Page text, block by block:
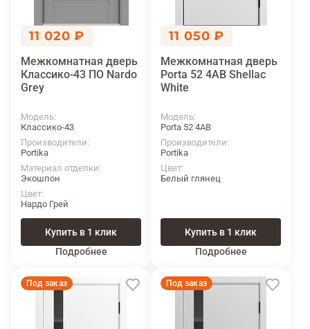
11 020 ₽
Межкомнатная дверь
Классико-43 ПО Nardo
Grey
Модель
Классико-43
Производители
Portika
Материал отделки
Экошпон
Цвет
Нардо Грей
Купить в 1 клик
Подробнее
11 050 ₽
Межкомнатная дверь
Porta 52 4AВ Shellac
White
Модель
Porta 52 4AВ
Производители
Portika
Цвет
Белый глянец
Купить в 1 клик
Подробнее
Под заказ Под заказ